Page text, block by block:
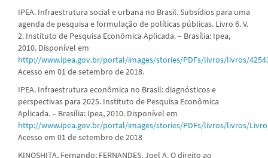
IPEA. Infraestrutura social e urbana no Brasil. Subsídios para uma
agenda de pesquisa e formulação de políticas públicas. Livro 6. V.
2. Instituto de Pesquisa Econômica Aplicada. – Brasília: Ipea,
2010. Disponível em
http://www.ipea.gov.br/portal/images/stories/PDFs/livros/livros/
Acesso em 01 de setembro de 2018.
IPEA. Infraestrutura econômica no Brasil: diagnósticos e
perspectivas para 2025. Instituto de Pesquisa Econômica
Aplicada. – Brasília: Ipea, 2010. Disponível em
http://www.ipea.gov.br/portal/images/stories/PDFs/livros/livros/
Acesso em 01 de setembro de 2018
KINOSHITA, Fernando; FERNANDES, Joel A. O direito ao